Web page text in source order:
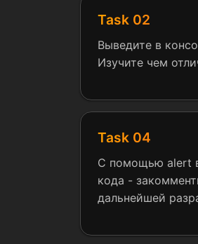
Task 02
Выведите в
Изучите чем
Task 04
С помощью alert
кода -
дальнейшей